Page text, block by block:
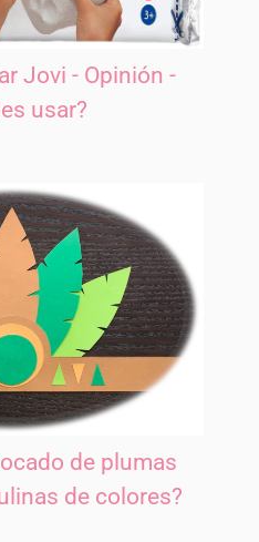
Jovi - Opinión -
usar?
de plumas
de colores?